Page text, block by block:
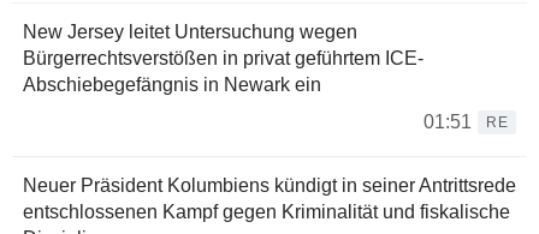
New Jersey leitet Untersuchung wegen
Bürgerrechtsverstößen in privat geführtem ICE-
Abschiebegefängnis in Newark ein
01:51
RE
Neuer Präsident Kolumbiens kündigt in seiner Antrittsrede
entschlossenen Kampf gegen Kriminalität und fiskalische